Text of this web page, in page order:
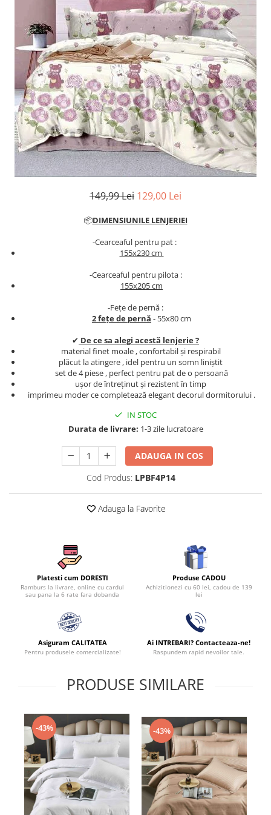
Cearceaf cu elastic
Cearceaf normal
Lenjerii De Pat Creponate
Lenjerii De Pat Bumbac Poplin 2
Persoane
Lenjerii De Pat Bumbac Poplin,
Matlasate, 2 Persoane
Lenjerii De Pat Bumbac Satinat 2
Persoane
Lenjerii De Pat Volanase
Lenjerii De Pat, Finet Premium 3D,
2 Persoane
Lenjerii De Pat Jacquard
Lenjerii De Pat Catifea
Lenjerii De Pat Cocolino
Set Lenjerie De Pat Blana
Set Lenjerie Pat Blanita Iepure, 6
Lenjerii De Pat Premium Collection
Set Lenjerie De Pat, 7 Piese, Cu
Pilota / Cuvertura Inclusa
Set Lenjerie De Pat Jacquard Regal,
11 Piese, Cuvertura Inclusa
Lenjerii Damasc Egiptean King Size
Lenjerii De Pat, Finet Premium, 1
Lenjerii De Pat Damasc 1 Persoana
Lenjerii De Pat, Imprimeu 3D, 1
149,99 Lei 129,00 Lei
📦DIMENSIUNILE LENJERIEI
-Cearceaful pentru pat :
155x230 cm
-Cearceaful pentru pilota :
155x205 cm
-Fețe de pernă :
2 fețe de pernă - 55x80 cm
✔ De ce sa alegi acestă lenjerie ?
material finet moale , confortabil și respirabil
plăcut la atingere , idel pentru un somn liniștit
set de 4 piese , perfect pentru pat de o persoană
ușor de întreținut și rezistent în timp
imprimeu moder ce completează elegant decorul dormitorului .
IN STOC
Durata de livrare: 1-3 zile lucratoare
ADAUGA IN COS
Cod Produs: LPBF4P14
Adauga la Favorite
Platesti cum DORESTI
Ramburs la livrare, online cu cardul
sau pana la 6 rate fara dobanda
Produse CADOU
Achizitionezi cu 60 lei, cadou de 139
lei
Asiguram CALITATEA
Pentru produsele comercializate!
Ai INTREBARI? Contacteaza-ne!
Raspundem rapid nevoilor tale.
PRODUSE SIMILARE
-43% -43%